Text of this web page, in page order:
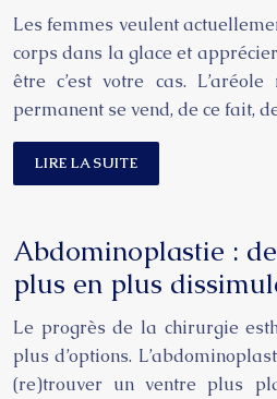
Les femmes veulent
corps dans la glace et
être c’est votre cas.
permanent se vend, de ce fait,
LIRE LA SUITE
Abdominoplastie :
plus en plus
Le progrès de la chirurgie
plus d’options.
(re)trouver un ventre plus